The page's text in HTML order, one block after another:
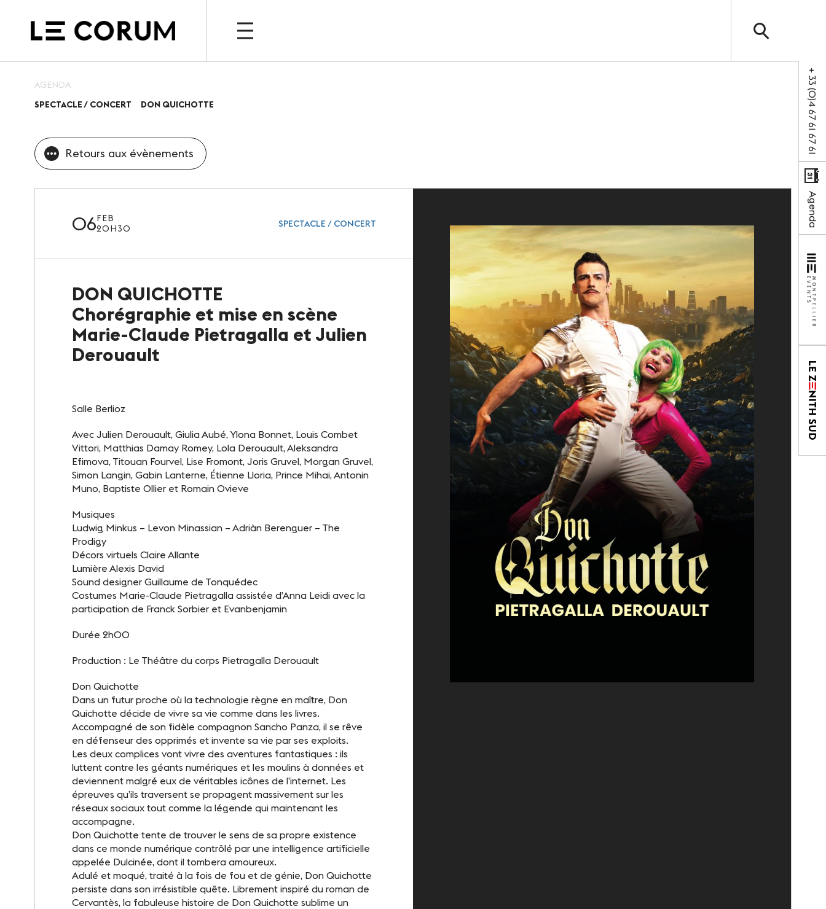
+ 33 (0)4 67 61 67 61
Agenda
ESPACE PRO
Nos espaces
Vos évènements, nos
Nos services
Nos offres spéciales
Notre destination
Le Club
Notre savoir-faire
Photothèque
Actualités
Restauration et hébergement
sanitaire
Objets perdus et trouvés
Contact
AGENDA
SPECTACLE / CONCERT
DON QUICHOTTE
Retours aux évènements
06FEB
20H30
SPECTACLE / CONCERT
DON QUICHOTTE
Chorégraphie et mise en scène
Marie-Claude Pietragalla et Julien
Derouault
Salle Berlioz
Avec Julien Derouault, Giulia Aubé, Ylona Bonnet, Louis Combet
Vittori, Matthias Damay Romey, Lola Derouault, Aleksandra
Efimova, Titouan Fourvel, Lise Fromont, Joris Gruvel, Morgan Gruvel,
Simon Langin, Gabin Lanterne, Étienne Lloria, Prince Mihai, Antonin
Muno, Baptiste Ollier et Romain Ovieve
Musiques
Ludwig Minkus – Levon Minassian – Adriàn Berenguer – The
Prodigy
Décors virtuels Claire Allante
Lumière Alexis David
Sound designer Guillaume de Tonquédec
Costumes Marie-Claude Pietragalla assistée d’Anna Leidi avec la
participation de Franck Sorbier et Evanbenjamin
Durée 2h00
Production : Le Théâtre du corps Pietragalla Derouault
Don Quichotte
Dans un futur proche où la technologie règne en maître, Don
Quichotte décide de vivre sa vie comme dans les livres.
Accompagné de son fidèle compagnon Sancho Panza, il se rêve
en défenseur des opprimés et invente sa vie par ses exploits.
Les deux complices vont vivre des aventures fantastiques : ils
luttent contre les géants numériques et les moulins à données et
deviennent malgré eux de véritables icônes de l’internet. Les
épreuves qu’ils traversent se propagent massivement sur les
réseaux sociaux tout comme la légende qui maintenant les
accompagne.
Don Quichotte tente de trouver le sens de sa propre existence
dans ce monde numérique contrôlé par une intelligence artificielle
appelée Dulcinée, dont il tombera amoureux.
Adulé et moqué, traité à la fois de fou et de génie, Don Quichotte
persiste dans son irrésistible quête. Librement inspiré du roman de
Cervantès, la fabuleuse histoire de Don Quichotte sublime un